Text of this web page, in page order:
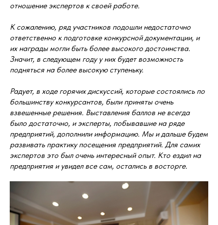
отношение экспертов к своей работе.
К сожалению, ряд участников подошли недостаточно
ответственно к подготовке конкурсной документации, и
их награды могли быть более высокого достоинства.
Значит, в следующем году у них будет возможность
подняться на более высокую ступеньку.
Радует, в ходе горячих дискуссий, которые состоялись по
большинству конкурсантов, были приняты очень
взвешенные решения. Выставления баллов не всегда
было достаточно, и эксперты, побывавшие на ряде
предприятий, дополнили информацию. Мы и дальше будем
развивать практику посещения предприятий. Для самих
экспертов это был очень интересный опыт. Кто ездил на
предприятия и увидел все сам, остались в восторге.